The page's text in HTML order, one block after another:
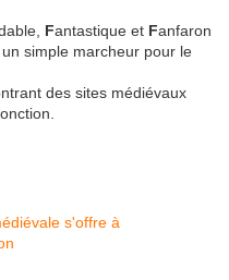
Fantastique et Fanfaron
simple marcheur pour le
des sites médiévaux